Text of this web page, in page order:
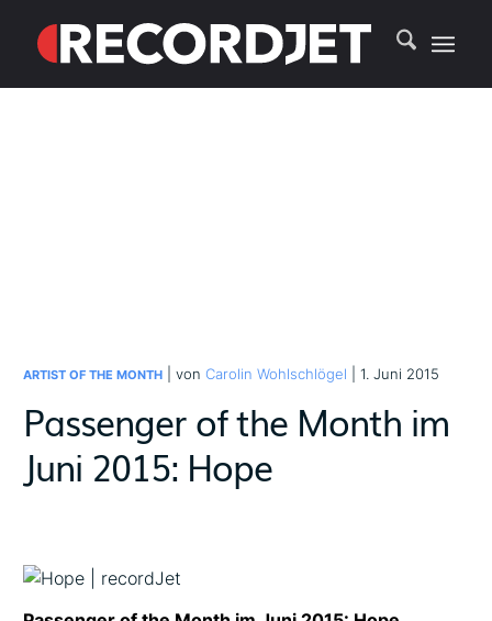
ARTIST OF THE MONTH | vonCarolin Wohlschlögel | 1. Juni 2015
Passenger of the Month im
Juni 2015: Hope